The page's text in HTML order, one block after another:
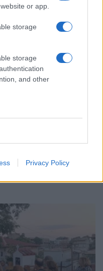
or app.
storage
storage
and other
Privacy Policy
παιδιά